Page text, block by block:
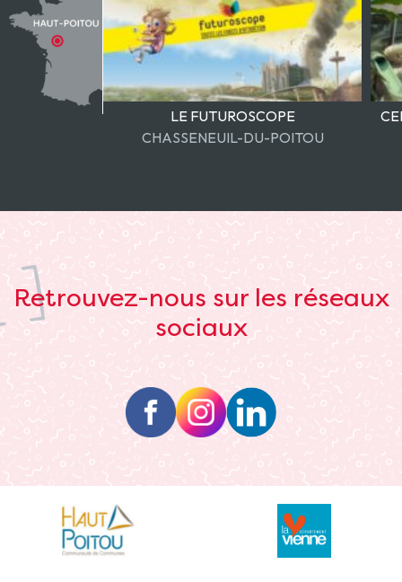
LE FUTUROSCOPE
CHASSENEUIL-DU-POITOU
Retrouvez-nous sur les réseaux
sociaux